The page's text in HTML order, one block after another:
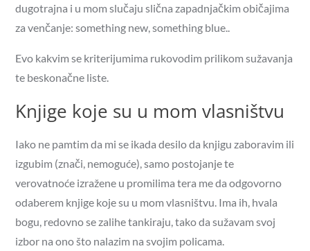
dugotrajna i u mom slučaju slična zapadnjačkim običajima
za venčanje: something new, something blue..
Evo kakvim se kriterijumima rukovodim prilikom sužavanja
te beskonačne liste.
Knjige koje su u mom vlasništvu
Iako ne pamtim da mi se ikada desilo da knjigu zaboravim ili
izgubim (znači, nemoguće), samo postojanje te
verovatnoće izražene u promilima tera me da odgovorno
odaberem knjige koje su u mom vlasništvu. Ima ih, hvala
bogu, redovno se zalihe tankiraju, tako da sužavam svoj
izbor na ono što nalazim na svojim policama.